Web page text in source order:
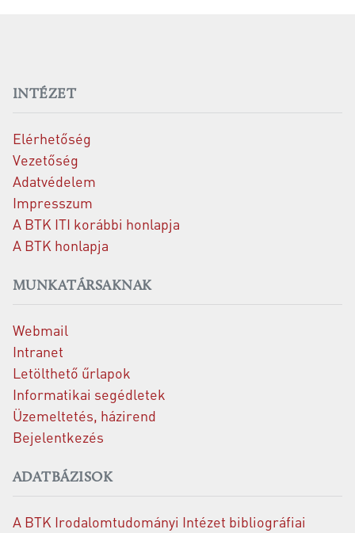
INTÉZET
Elérhetőség
Vezetőség
Adatvédelem
Impresszum
A BTK ITI korábbi honlapja
A BTK honlapja
MUNKATÁRSAKNAK
Webmail
Intranet
Letölthető űrlapok
Informatikai segédletek
Üzemeltetés, házirend
Bejelentkezés
ADATBÁZISOK
A BTK Irodalomtudományi Intézet bibliográfiai